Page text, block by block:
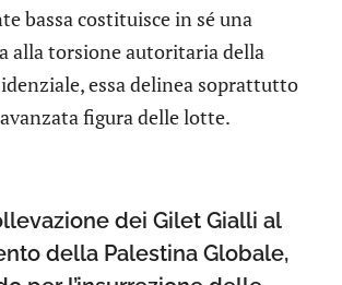
bassa costituisce in sé una
alla torsione autoritaria della
essa delinea soprattutto
figura delle lotte.
dei Gilet Gialli al
della Palestina Globale,